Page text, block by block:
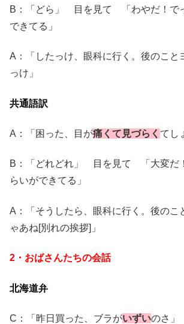
B：「どら」 目を見て 「わやだ！で
できてる」
A：「したっけ、眼科に行く。後のこ
っけ」
共通語訳
A：「困った、目が痛くて見づらく てし
B：「どれどれ」 目を見て 「大変だ
らいができてる」
A：「そうしたら、眼科に行く。後の
ゃあね[別れの挨拶]」
2・おばさんたちの会話
北海道弁
C：「昨日買った、ブラがいずいのさ」